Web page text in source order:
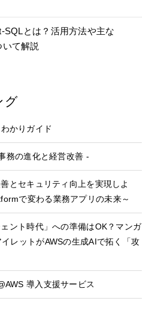
SQLとは？活用方法や主な
いて解説
グ
かりガイド
務の進化と経営改善 -
とセキュリティ向上を実現しよ
で変わる業務アプリの未来～
ント時代」への準備はOK？マンガ
レットがAWSの生成AIで拓く「攻
導入支援サービス